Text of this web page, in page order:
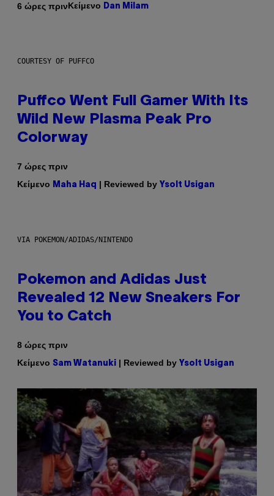
6 ώρες πρινΚείμενο Dan Milam
COURTESY OF PUFFCO
Puffco Went Full Gamer With Its
Wild New Plasma Peak Pro
Colorway
7 ώρες πριν
Κείμενο
Maha Haq | Reviewed by Ysolt Usigan
VIA POKEMON/ADIDAS/NINTENDO
Pokemon and Adidas Just
Revealed 12 New Sneakers For
You to Catch
8 ώρες πριν
Κείμενο Sam Watanuki | Reviewed by Ysolt Usigan